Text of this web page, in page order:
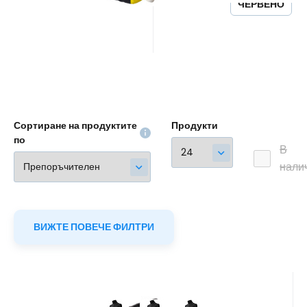
ЧЕРВЕНО
Сортиране на продуктите
по
Продукти
В
ВИЖТЕ ПОВЕЧЕ ФИЛТРИ